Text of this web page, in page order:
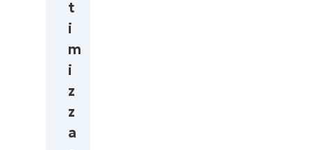
t
i
m
i
z
z
a